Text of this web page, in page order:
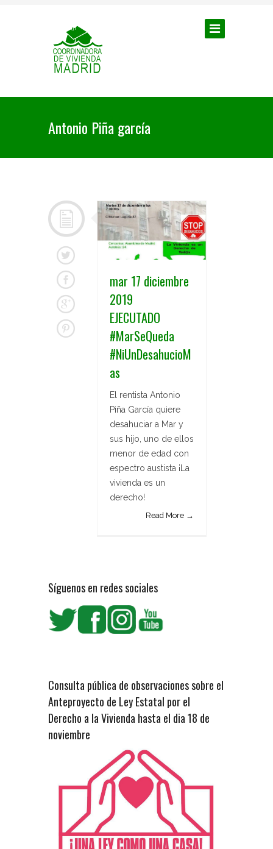
Antonio Piña garcía
mar 17 diciembre
2019
EJECUTADO
#MarSeQueda
#NiUnDesahucioM
as
El rentista Antonio
Piña García quiere
desahuciar a Mar y
sus hijo, uno de ellos
menor de edad con
espectro austista ¡La
vivienda es un
derecho!
Read More →
Síguenos en redes sociales
Consulta pública de observaciones sobre el
Anteproyecto de Ley Estatal por el
Derecho a la Vivienda hasta el dia 18 de
noviembre